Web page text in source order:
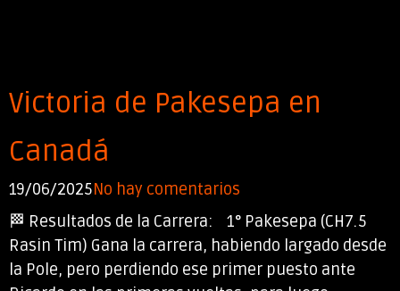
Victoria de Pakesepa en
Canadá
19/06/2025No hay comentarios
🏁 Resultados de la Carrera: 1° Pakesepa (CH7.5
Rasin Tim) Gana la carrera, habiendo largado desde
la Pole, pero perdiendo ese primer puesto ante